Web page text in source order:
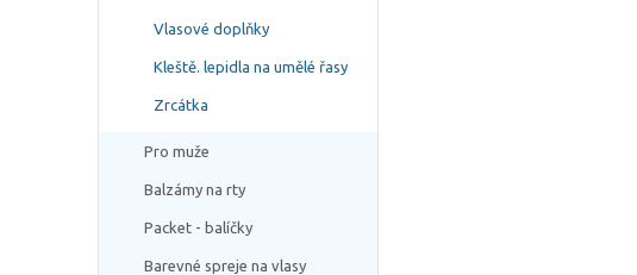
Vlasové doplňky
Kleště. lepidla na umělé řasy
Zrcátka
Pro muže
Balzámy na rty
Packet - balíčky
Barevné spreje na vlasy